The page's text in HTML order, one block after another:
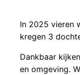
In 2025 vieren
kregen 3
Dankbaar
en omgeving.